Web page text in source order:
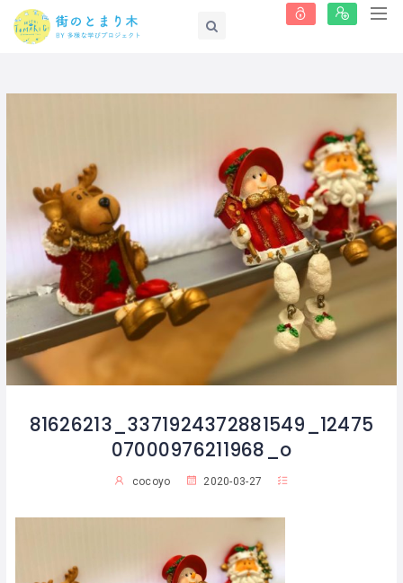
81626213_3371924372881549_12475
07000976211968_o
cocoyo 2020-03-27